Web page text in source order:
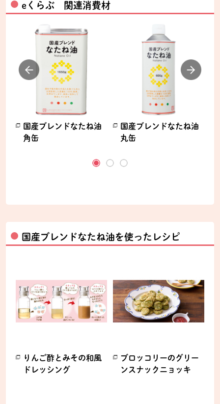
eくらぶ 関連消費材
国産ブレンドなたね油
角缶
国産ブレンドなたね油
丸缶
国産ブレンドなたね油を使ったレシピ
りんご酢とみその和風
ドレッシング
ブロッコリーのグリー
ンスナックニョッキ